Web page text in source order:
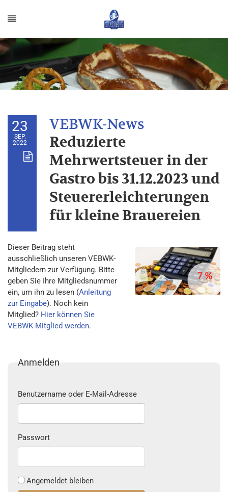
23
SEP.
2022
Reduzierte
Mehrwertsteuer in der
Gastro bis 31.12.2023 und
Steuererleichterungen
für kleine Brauereien
Dieser Beitrag steht
ausschließlich unseren VEBWK-
Mitgliedern zur Verfügung. Bitte
geben Sie Ihre Mitgliedsnummer
ein, um ihn zu lesen (Anleitung
zur Eingabe). Noch kein
Mitglied? Hier können Sie
VEBWK-Mitglied werden.
Anmelden
Benutzername oder E-Mail-Adresse
Passwort
Angemeldet bleiben